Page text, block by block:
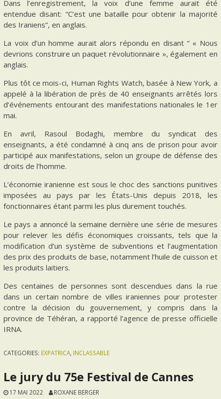
Dans l’enregistrement, la voix d’une femme aurait été
entendue disant: “C’est une bataille pour obtenir la majorité
des Iraniens”, en anglais.
La voix d’un homme aurait alors répondu en disant “ « Nous
devrions construire un paquet révolutionnaire », également en
anglais.
Plus tôt ce mois-ci, Human Rights Watch, basée à New York, a
appelé à la libération de près de 40 enseignants arrêtés lors
d’événements entourant des manifestations nationales le 1er
mai.
En avril, Rasoul Bodaghi, membre du syndicat des
enseignants, a été condamné à cinq ans de prison pour avoir
participé aux manifestations, selon un groupe de défense des
droits de l’homme.
L’économie iranienne est sous le choc des sanctions punitives
imposées au pays par les États-Unis depuis 2018, les
fonctionnaires étant parmi les plus durement touchés.
Le pays a annoncé la semaine dernière une série de mesures
pour relever les défis économiques croissants, tels que la
modification d’un système de subventions et l’augmentation
des prix des produits de base, notamment l’huile de cuisson et
les produits laitiers.
Des centaines de personnes sont descendues dans la rue
dans un certain nombre de villes iraniennes pour protester
contre la décision du gouvernement, y compris dans la
province de Téhéran, a rapporté l’agence de presse officielle
IRNA.
CATEGORIES: EXPATRICA INCLASSABLE
Le jury du 75e Festival de Cannes
17 MAI 2022 ROXANE BERGER